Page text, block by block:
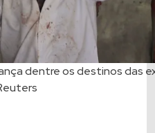
dentre os destinos das